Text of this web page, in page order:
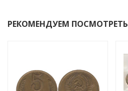
РЕКОМЕНДУЕМ ПОСМОТРЕТЬ